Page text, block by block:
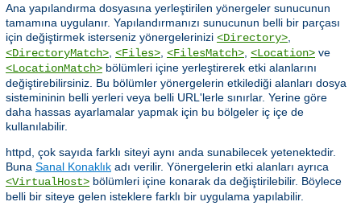
Ana yapılandırma dosyasına yerleştirilen yönergeler sunucunun
tamamına uygulanır. Yapılandırmanızı sunucunun belli bir parçası
için değiştirmek isterseniz yönergelerinizi <Directory>
<DirectoryMatch> <Files> <FilesMatch> <Location> ve
<LocationMatch> bölümleri içine yerleştirerek etki alanlarını
değiştirebilirsiniz. Bu bölümler yönergelerin etkilediği alanları dosya
sistemininin belli yerleri veya belli URL'lerle sınırlar. Yerine göre
daha hassas ayarlamalar yapmak için bu bölgeler iç içe de
kullanılabilir.
httpd, çok sayıda farklı siteyi aynı anda sunabilecek yetenektedir.
Buna Sanal Konaklık adı verilir. Yönergelerin etki alanları ayrıca
<VirtualHost> bölümleri içine konarak da değiştirilebilir. Böylece
belli bir siteye gelen isteklere farklı bir uygulama yapılabilir.